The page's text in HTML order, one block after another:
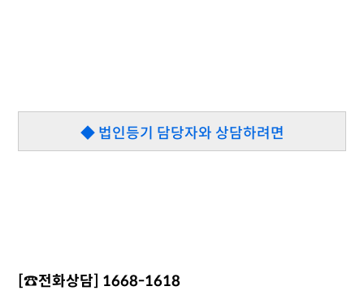
◆ 법인등기 담당자와 상담하려면
[☎️전화상담] 1668-1618